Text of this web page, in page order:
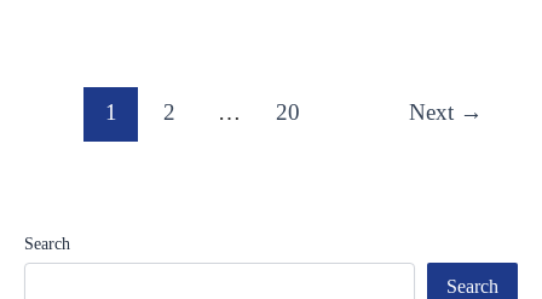
घबराता
है,
1 2 … 20 Next →
Search
Search